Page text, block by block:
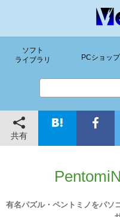
ソフト
ライブラリ
PCショップ
共有
有名パズル・ペントミノをパソ